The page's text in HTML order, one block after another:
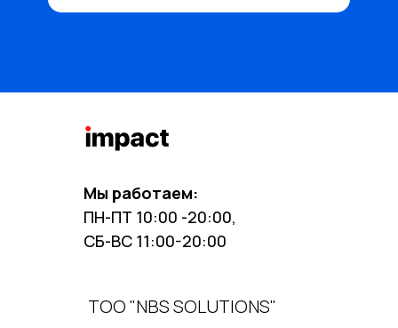
Мы работаем:
ПН-ПТ 10:00 -20:00,
СБ-ВС 11:00-20:00
ТОО "NBS SOLUTIONS"